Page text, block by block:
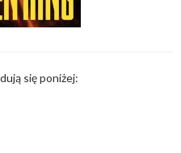
się poniżej: